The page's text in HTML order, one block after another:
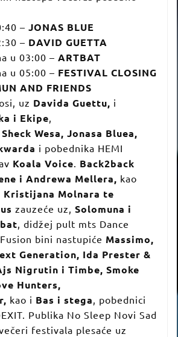
–JONAS BLUE
– DAVID GUETTA
u 03:00 –ARTBAT
u 05:00 – FESTIVAL CLOSING
AND FRIENDS
uz Davida Guettu, i
i Ekipe,
Sheck Wesa, Jonasa Bluea,
i pobednika HEMI
Koala Voice. Back2back
i Andrewa Mellera, kao
Molnara te
zauzeće uz,Solomuna i
, didžej pult mts Dance
bini nastupiće Massimo,
Generation, Ida Prester &
Nigrutin i Timbe, Smoke
Hunters,
kao i Bas i stega, pobednici
Publika No Sleep Novi Sad
festivala plesaće uz